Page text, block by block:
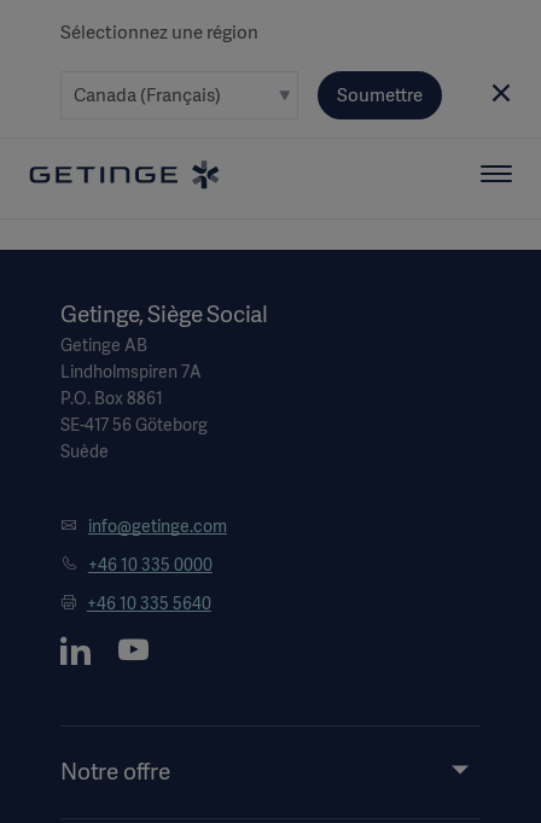
Sélectionnez une région
Soumettre
Getinge, Siège Social
Getinge AB
Lindholmspiren 7A
P.O. Box 8861
SE-417 56 Göteborg
Suède
info@getinge.com
+46 10 335 0000
+46 10 335 5640
Notre offre